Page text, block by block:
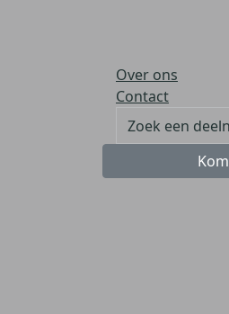
Over ons
Contact